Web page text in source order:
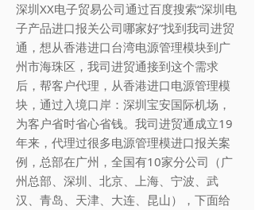
深圳XX电子贸易公司通过百度搜索“深圳电
子产品进口报关公司哪家好”找到我司进贸
通，想从香港进口台湾电源管理模块到广
州市海珠区，我司进贸通接到这个需求
后，帮客户代理，从香港进口电源管理模
块，通过入境口岸：深圳宝安国际机场，
为客户省时省心省钱。我司进贸通成立19
年来，代理过很多电源管理模进口报关案
例，总部在广州，全国有10家分公司（广
州总部、深圳、北京、上海、宁波、武
汉、青岛、天津、大连、昆山），下面给